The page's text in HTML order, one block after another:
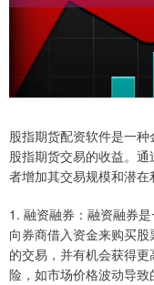
股指期货配资软件是一
股指期货交易的收益。
者增加其交易规模和潜在
1. 融资融券：融资融券
向券商借入资金来购买
的交易，并有机会获得
险，如市场价格波动导致